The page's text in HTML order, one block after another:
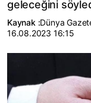
geleceğini
Kaynak :Dünya
16.08.2023 16:15